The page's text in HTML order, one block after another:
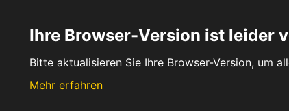
Ihre Browser-Version ist leider
Bitte aktualisieren Sie Ihre Browser-Version, um
Mehr erfahren